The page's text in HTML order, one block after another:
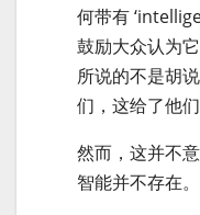
何带有
鼓励大众认为
所说的不是胡
们，这给了他
然而，这并不
智能并不存在。